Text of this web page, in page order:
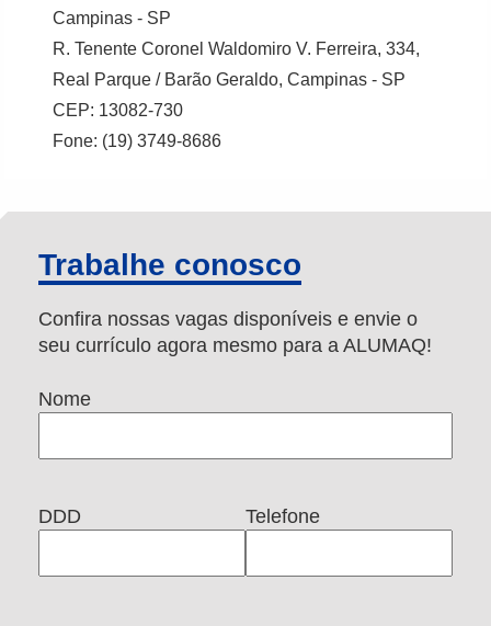
Campinas - SP
R. Tenente Coronel Waldomiro V. Ferreira, 334,
Real Parque / Barão Geraldo, Campinas - SP
CEP: 13082-730
Fone: (19) 3749-8686
Trabalhe conosco
Confira nossas vagas disponíveis e envie o
seu currículo agora mesmo para a ALUMAQ!
Nome
DDD Telefone